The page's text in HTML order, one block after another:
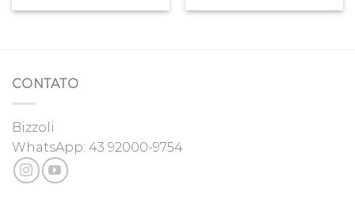
CONTATO
Bizzoli
WhatsApp: 43 92000-9754